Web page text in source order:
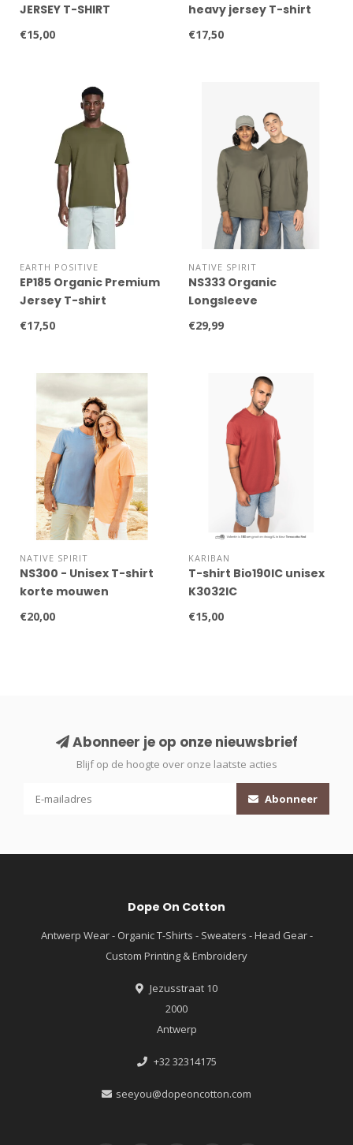
JERSEY T-SHIRT
€15,00
heavy jersey T-shirt
€17,50
EARTH POSITIVE
EP185 Organic Premium
Jersey T-shirt
€17,50
NATIVE SPIRIT
NS333 Organic
Longsleeve
€29,99
NATIVE SPIRIT
NS300 - Unisex T-shirt
korte mouwen
€20,00
KARIBAN
T-shirt Bio190IC unisex
K3032IC
€15,00
Abonneer je op onze nieuwsbrief
Blijf op de hoogte over onze laatste acties
Abonneer
Dope On Cotton
Antwerp Wear - Organic T-Shirts - Sweaters - Head Gear -
Custom Printing & Embroidery
Jezusstraat 10
2000
Antwerp
+32 32314175
seeyou@dopeoncotton.com